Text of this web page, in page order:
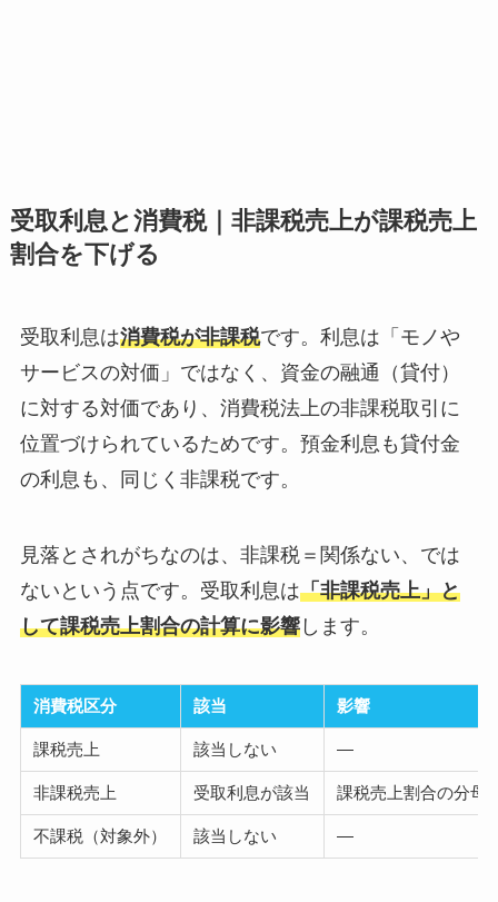
受取利息と消費税｜非課税売上が課税売上
割合を下げる
受取利息は消費税が非課税です。利息は「モノや
サービスの対価」ではなく、資金の融通（貸付）
に対する対価であり、消費税法上の非課税取引に
位置づけられているためです。預金利息も貸付金
の利息も、同じく非課税です。
見落とされがちなのは、非課税＝関係ない、では
ないという点です。受取利息は「非課税売上」と
して課税売上割合の計算に影響します。
消費税区分 該当 影響
課税売上 該当しない —
非課税売上 受取利息が該当 課税売上割合の分母
不課税（対象外） 該当しない —